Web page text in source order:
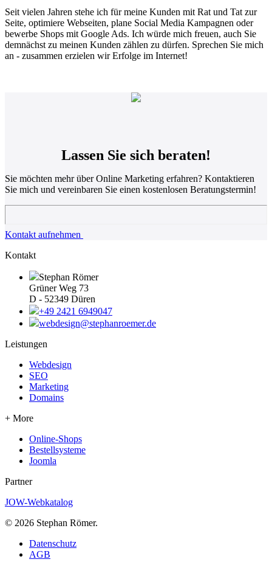
Seit vielen Jahren stehe ich für meine Kunden mit Rat und Tat zur
Seite, optimiere Webseiten, plane Social Media Kampagnen oder
bewerbe Shops mit Google Ads. Ich würde mich freuen, auch Sie
demnächst zu meinen Kunden zählen zu dürfen. Sprechen Sie mich
an - zusammen erzielen wir Erfolge im Internet!
Lassen Sie sich beraten!
Sie möchten mehr über Online Marketing erfahren? Kontaktieren
Sie mich und vereinbaren Sie einen kostenlosen Beratungstermin!
Kontakt aufnehmen
Kontakt
Stephan Römer
Grüner Weg 73
D - 52349 Düren
+49 2421 6949047
webdesign@stephanroemer.de
Leistungen
Webdesign
SEO
Marketing
Domains
+ More
Online-Shops
Bestellsysteme
Joomla
Partner
JOW-Webkatalog
© 2026 Stephan Römer.
Datenschutz
AGB